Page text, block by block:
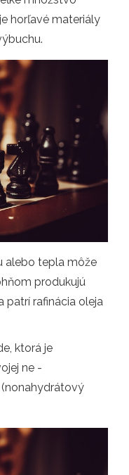
horľavé materiály
alebo tepla môže
produkujú
patrí rafinácia oleja
ktorá je
ne -